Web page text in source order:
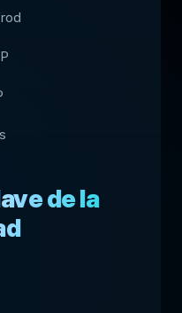
de la